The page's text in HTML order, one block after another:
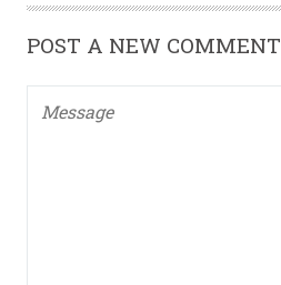
POST A NEW COMMENT